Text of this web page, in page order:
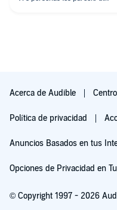
Acerca de Audible
Política de privacidad
Anuncios Basados en tus
Opciones de Privacidad en
© Copyright 1997 - 2026